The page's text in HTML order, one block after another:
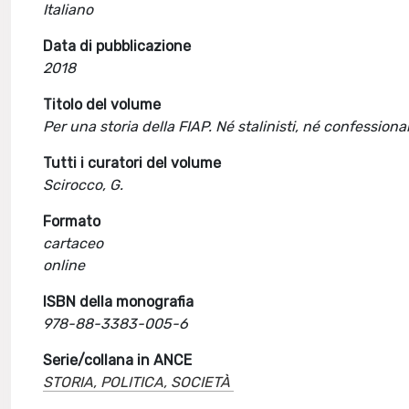
Italiano
Data di pubblicazione
2018
Titolo del volume
Per una storia della FIAP. Né stalinisti, né
Tutti i curatori del volume
Scirocco, G.
Formato
cartaceo
online
ISBN della monografia
978-88-3383-005-6
Serie/collana in ANCE
STORIA, POLITICA, SOCIETÀ